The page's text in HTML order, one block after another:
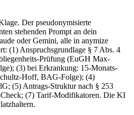
Der pseudonymisierte
stehenden Prompt an dein
oder Gemini, alle in anymize
(1) Anspruchsgrundlage § 7 Abs. 4
Prüfung (EuGH Max-
(3) bei Erkrankung: 15-Monats-
Hoff, BAG-Folge); (4)
(5) Antrags-Struktur nach § 253
(7) Tarif-Modifikatoren. Die KI